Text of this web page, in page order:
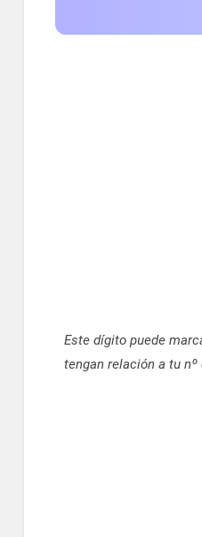
Este dígito puede
tengan relación a tu nº